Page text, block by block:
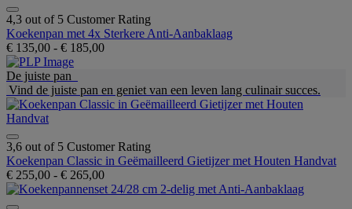
4,3 out of 5 Customer Rating
Koekenpan met 4x Sterkere Anti-Aanbaklaag
€ 135,00 - € 185,00
De juiste pan
Vind de juiste pan en geniet van een leven lang culinair succes.
3,6 out of 5 Customer Rating
Koekenpan Classic in Geëmailleerd Gietijzer met Houten Handvat
€ 255,00 - € 265,00